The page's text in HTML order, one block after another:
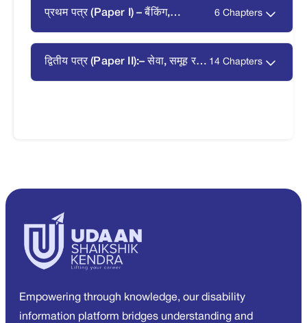
प्रथम पत्र (Paper I) – बैंकिंग,
6 Chapters
द्वितीय पत्र (Paper II):– सेवा, समूह र
14 Chapters
Empowering through knowledge, our disability
information platform bridges understanding and